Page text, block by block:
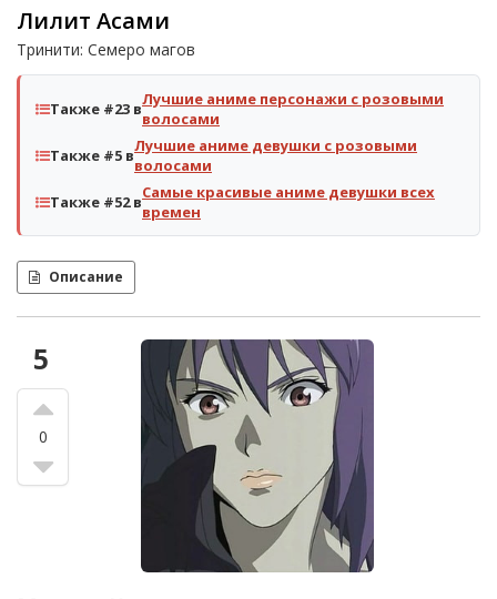
Лилит Асами
Тринити: Семеро магов
Также #23 вЛучшие аниме персонажи с розовыми
волосами
Также #5 вЛучшие аниме девушки с розовыми
волосами
Также #52 вСамые красивые аниме девушки всех
времен
Описание
5
0